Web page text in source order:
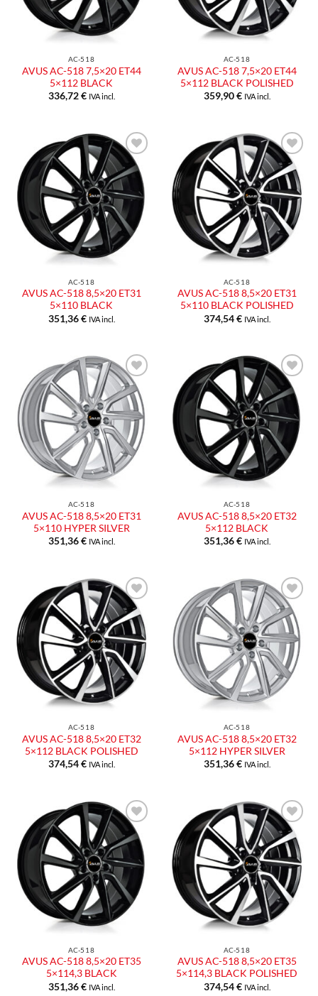
AC-518
AVUS AC-518 7,5×20 ET44
5×112 BLACK
336,72€ IVA incl.
AC-518
AVUS AC-518 7,5×20 ET44
5×112 BLACK POLISHED
359,90€ IVA incl.
Aggiungi
alla lista
dei
desideri
AC-518
AVUS AC-518 8,5×20 ET31
5×110 BLACK
351,36€ IVA incl.
Aggiungi
alla lista
dei
desideri
AC-518
AVUS AC-518 8,5×20 ET31
5×110 BLACK POLISHED
374,54€ IVA incl.
Aggiungi
alla lista
dei
desideri
AC-518
AVUS AC-518 8,5×20 ET31
5×110 HYPER SILVER
351,36€ IVA incl.
Aggiungi
alla lista
dei
desideri
AC-518
AVUS AC-518 8,5×20 ET32
5×112 BLACK
351,36€ IVA incl.
Aggiungi
alla lista
dei
desideri
AC-518
AVUS AC-518 8,5×20 ET32
5×112 BLACK POLISHED
374,54€ IVA incl.
Aggiungi
alla lista
dei
desideri
AC-518
AVUS AC-518 8,5×20 ET32
5×112 HYPER SILVER
351,36€ IVA incl.
Aggiungi
alla lista
dei
desideri
AC-518
AVUS AC-518 8,5×20 ET35
5×114,3 BLACK
351,36€ IVA incl.
Aggiungi
alla lista
dei
desideri
AC-518
AVUS AC-518 8,5×20 ET35
5×114,3 BLACK POLISHED
374,54€ IVA incl.